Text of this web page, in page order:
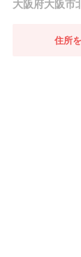
大阪府大阪
住所